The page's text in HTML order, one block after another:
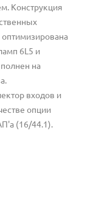
Конструкция
оптимизирована
6L5 и
на
входов и
опции
(16/44.1).